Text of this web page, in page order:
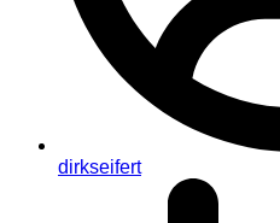
dirkseifert